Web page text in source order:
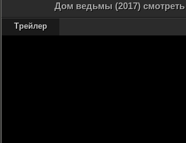
Дом ведьмы (2017)
Трейлер